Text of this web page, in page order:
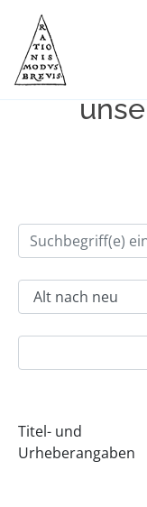
Einfache
Titel- und
Urheberangaben